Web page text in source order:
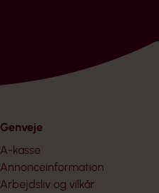
Genveje
A-kasse
Annonceinformation
Arbejdsliv og vilkår